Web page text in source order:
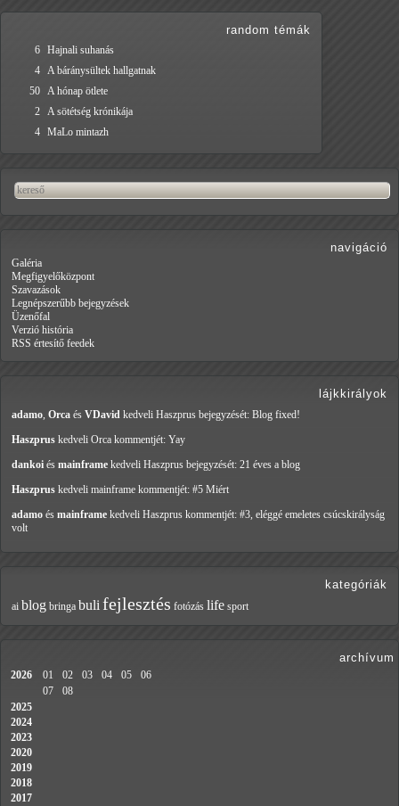
random témák
6 Hajnali suhanás
4 A báránysültek hallgatnak
50 A hónap ötlete
2 A sötétség krónikája
4 MaLo mintazh
navigáció
Galéria
Megfigyelőközpont
Szavazások
Legnépszerűbb bejegyzések
Üzenőfal
Verzió história
RSS értesítő feedek
lájkkirályok
adamo, Orca és VDavid kedveli Haszprus bejegyzését: Blog fixed!
Haszprus kedveli Orca kommentjét: Yay
dankoi és mainframe kedveli Haszprus bejegyzését: 21 éves a blog
Haszprus kedveli mainframe kommentjét: #5 Miért
adamo és mainframe kedveli Haszprus kommentjét: #3, eléggé emeletes csúcskirályság
volt
kategóriák
ai blog bringa buli fejlesztés fotózás life sport
archívum
2026 01 02 03 04 05
06
07
08
2025
2024
2023
2020
2019
2018
2017